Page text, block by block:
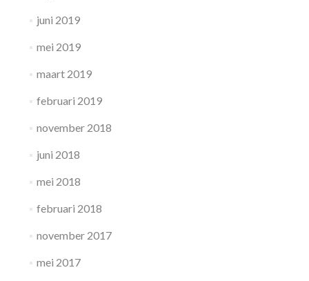
juni 2019
mei 2019
maart 2019
februari 2019
november 2018
juni 2018
mei 2018
februari 2018
november 2017
mei 2017